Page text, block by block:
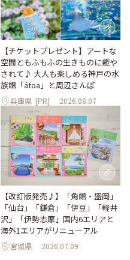
【チケットプレゼント】アートな
空間ともふもふの生きものに癒や
されて♪ 大人も楽しめる神戸の水
族館「átoa」と周辺さんぽ
兵庫県 [PR] 2026.08.07
【改訂版発売♪】「角館・盛岡」
「仙台」「鎌倉」「伊豆」「軽井
沢」「伊勢志摩」国内6エリアと
海外1エリアがリニューアル
宮城県 2026.07.09